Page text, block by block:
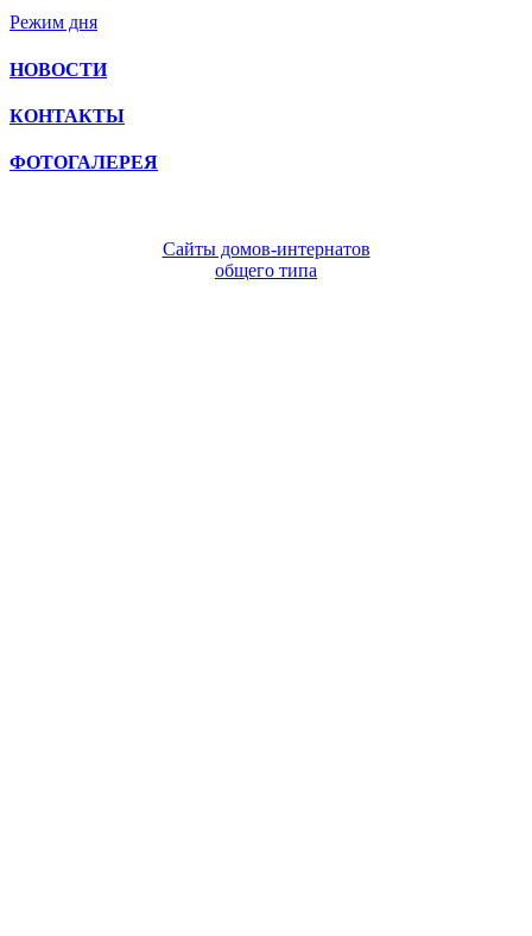
Режим дня
НОВОСТИ
КОНТАКТЫ
ФОТОГАЛЕРЕЯ
Сайты домов-интернатов
общего типа